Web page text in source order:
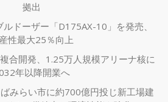
拠出
ドーザー「D175AX-10」を発売、
性最大25％向上
合開発、1.25万人規模アリーナ核に
年以降開業へ
みらい市に約700億円投じ新工場建